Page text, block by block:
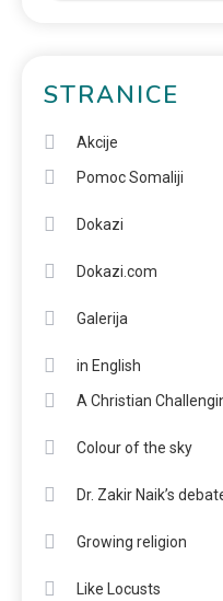
STRANICE
Akcije
Pomoc Somaliji
Dokazi
Dokazi.com
Galerija
in English
A Christian
Colour of the sky
Dr. Zakir Naik’s
Growing religion
Like Locusts